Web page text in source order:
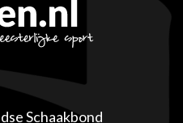
Schaakbond